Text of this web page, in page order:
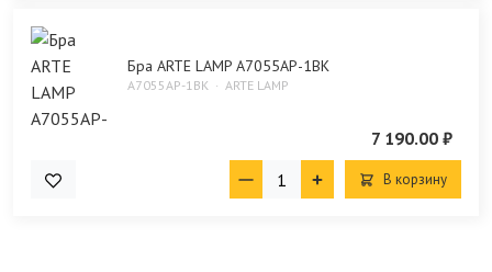
Бра ARTE LAMP A7055AP-1BK
A7055AP-1BK ARTE LAMP
7 190.00 ₽
В корзину